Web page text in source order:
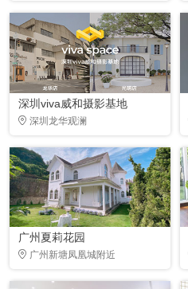
深圳viva威和摄影基地
深圳龙华观澜
广州夏莉花园
广州新塘凤凰城附近